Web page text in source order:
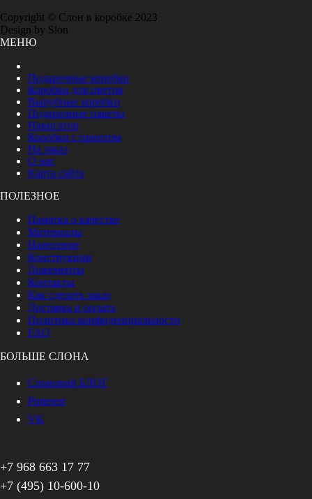
Copyright © Слон в коробке 2023
Design by Slon
МЕНЮ
Подарочные коробки
Коробки для цветов
Вырубные коробки
Подарочные пакеты
Навигатор
Коробки с принтом
На заказ
О нас
Карта сайта
ПОЛЕЗНОЕ
Памятка о качестве
Материалы
Нанесение
Конструкции
Ложементы
Контакты
Как сделать заказ
Доставка и оплата
Политика конфиденциальности
FAQ
БОЛЬШЕ СЛОНА
Слоновий БЛОГ
Pinterest
VK
+7 968 663 17 77
+7 (495) 10-600-10